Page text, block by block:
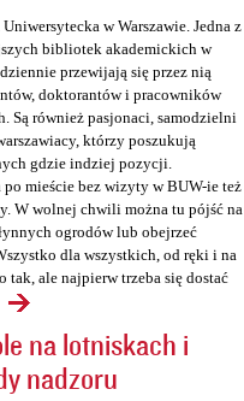
w Warszawie. Jedna z
bibliotek akademickich w
przewijają się przez nią
doktorantów i pracowników
Są również pasjonaci, samodzielni
którzy poszukują
gdzie indziej pozycji.
po mieście bez wizyty w BUW-ie też
W wolnej chwili można tu pójść na
ogrodów lub obejrzeć
dla wszystkich, od ręki i na
tak, ale najpierw trzeba się dostać
na lotniskach i
nadzoru